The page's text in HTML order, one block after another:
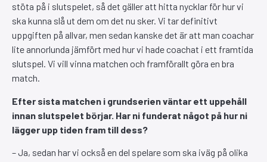
stöta på i slutspelet, så det gäller att hitta nycklar för hur vi
ska kunna slå ut dem om det nu sker. Vi tar definitivt
uppgiften på allvar, men sedan kanske det är att man coachar
lite annorlunda jämfört med hur vi hade coachat i ett framtida
slutspel. Vi vill vinna matchen och framförallt göra en bra
match.
Efter sista matchen i grundserien väntar ett uppehåll
innan slutspelet börjar. Har ni funderat något på hur ni
lägger upp tiden fram till dess?
– Ja, sedan har vi också en del spelare som ska iväg på olika